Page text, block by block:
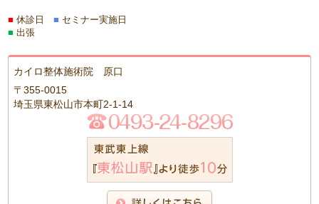
■ 休診日■ セミナー実施日
■ 出張
カイロ整体施術院 原口
〒355-0015
埼玉県東松山市本町2-1-14